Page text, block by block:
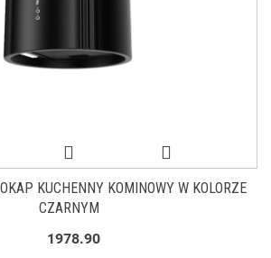
KUCHENNY KOMINOWY W KOLORZE
CZARNYM
1978.90